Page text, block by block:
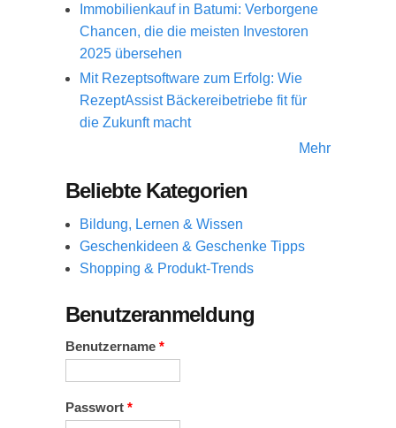
Immobilienkauf in Batumi: Verborgene
Chancen, die die meisten Investoren
2025 übersehen
Mit Rezeptsoftware zum Erfolg: Wie
RezeptAssist Bäckereibetriebe fit für
die Zukunft macht
Mehr
Beliebte Kategorien
Bildung, Lernen & Wissen
Geschenkideen & Geschenke Tipps
Shopping & Produkt-Trends
Benutzeranmeldung
Benutzername *
Passwort *